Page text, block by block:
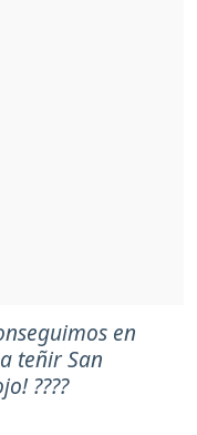
en
teñir San
????